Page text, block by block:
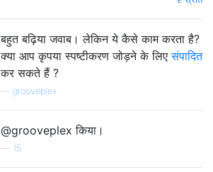
बहुत बढ़िया जवाब। लेकिन ये कैसे काम करता है?
क्या आप कृपया स्पष्टीकरण जोड़ने के लिएसंपादित
कर सकते हैं ?
grooveplex
@grooveplex किया।
— 15